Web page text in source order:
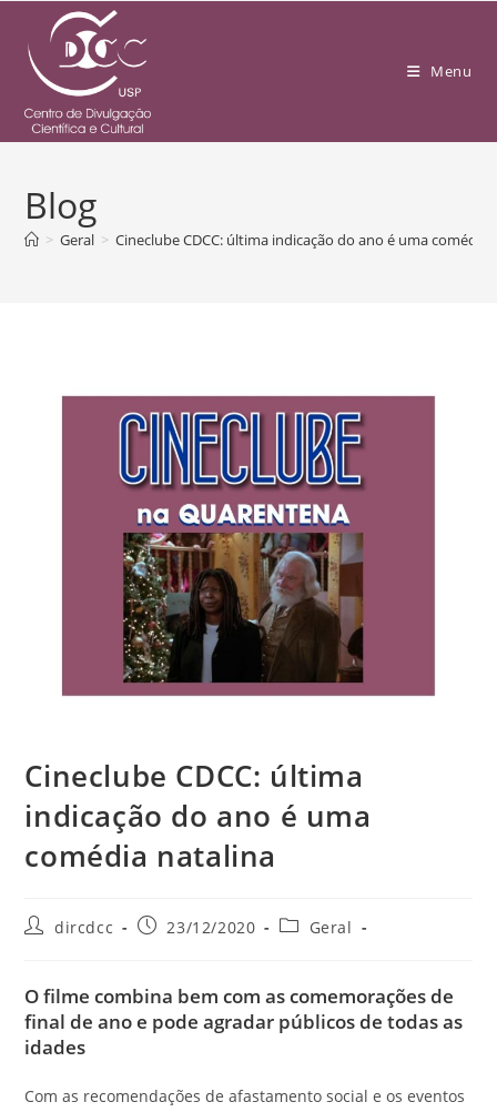
Menu
Blog
> Geral > Cineclube CDCC: última indicação do ano é uma comédia
Cineclube CDCC: última
indicação do ano é uma
comédia natalina
dircdcc 23/12/2020 Geral
O filme combina bem com as comemorações de
final de ano e pode agradar públicos de todas as
idades
Com as recomendações de afastamento social e os eventos